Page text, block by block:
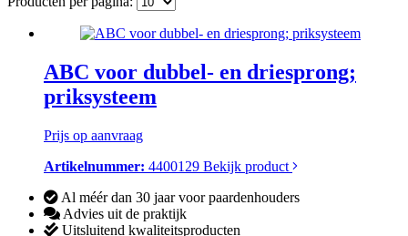
ABC voor dubbel- en driesprong;
priksysteem
Prijs op aanvraag
Artikelnummer: 4400129 Bekijk product
Al méér dan 30 jaar voor paardenhouders
Advies uit de praktijk
Uitsluitend kwaliteitsproducten